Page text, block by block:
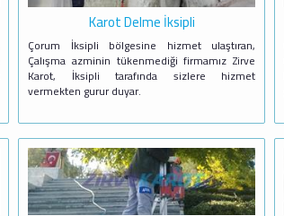
Karot Delme İksipli
Çorum İksipli bölgesine hizmet ulaştıran,
Çalışma azminin tükenmediği firmamız Zirve
Karot, İksipli tarafında sizlere hizmet
vermekten gurur duyar.